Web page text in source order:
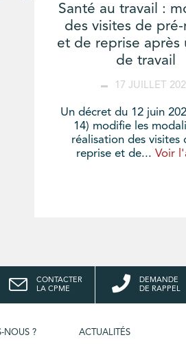
Santé au travail :
des visites de
et de reprise après
de travail
17 JUILLET
Un décret du 12 juin
14) modifie les
réalisation des visites
reprise et de... Voir
CONTACTER
LA CPME
DEMANDE
DE RAPPEL
NOUS ? ACTUALITÉS